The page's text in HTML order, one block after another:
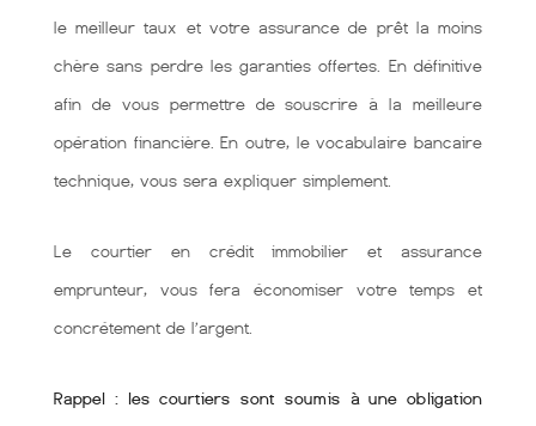
le meilleur taux et votre assurance de prêt la moins
chère sans perdre les garanties offertes. En définitive
afin de vous permettre de souscrire à la meilleure
opération financière. En outre, le vocabulaire bancaire
technique, vous sera expliquer simplement.
Le courtier en crédit immobilier et assurance
emprunteur, vous fera économiser votre temps et
concrétement de l’argent.
Rappel : les courtiers sont soumis à une obligation